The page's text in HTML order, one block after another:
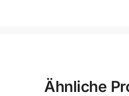
Ähnliche